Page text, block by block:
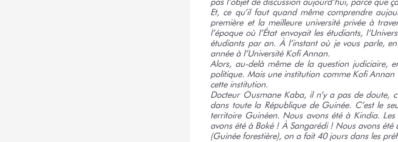
Et, ce qu’il faut quand même comprendre
première et la meilleure université privée à
l’époque où l’État envoyait les étudiants,
étudiants par an. À l’instant où je vous parle,
année à l’Université Kofi Annan.
Alors, au-delà même de la question judiciaire,
politique. Mais une institution comme Kofi
cette institution.
Docteur Ousmane Kaba, il n’y a pas de doute,
dans toute la République de Guinée. C’est le
territoire Guinéen. Nous avons été à Kindia.
avons été à Boké ! À Sangarédi ! Nous avons
(Guinée forestière), on a fait 40 jours dans les